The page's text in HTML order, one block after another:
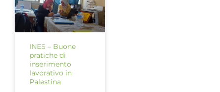
INES – Buone
pratiche di
inserimento
lavorativo in
Palestina